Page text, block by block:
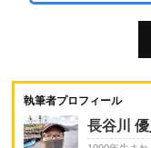
執筆者プロフィール
長谷川 優